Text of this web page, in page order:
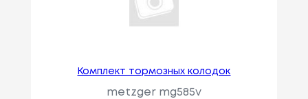
Комплект тормозных колодок
metzger mg585v